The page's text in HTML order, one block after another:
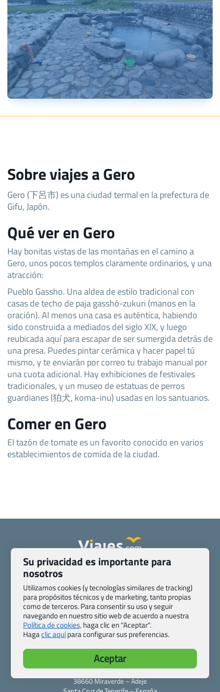
Sobre viajes a Gero
Gero (下呂市) es una ciudad termal en la prefectura de
Gifu, Japón.
Qué ver en Gero
Hay bonitas vistas de las montañas en el camino a
Gero, unos pocos templos claramente ordinarios, y una
atracción:
Pueblo Gassho. Una aldea de estilo tradicional con
casas de techo de paja gasshō-zukuri (manos en la
oración). Al menos una casa es auténtica, habiendo
sido construida a mediados del siglo XIX, y luego
reubicada aquí para escapar de ser sumergida detrás de
una presa. Puedes pintar cerámica y hacer papel tú
mismo, y te enviarán por correo tu trabajo manual por
una cuota adicional. Hay exhibiciones de festivales
tradicionales, y un museo de estatuas de perros
guardianes (狛犬, koma-inu) usadas en los santuarios.
Comer en Gero
El tazón de tomate es un favorito conocido en varios
establecimientos de comida de la ciudad.
Quienes somos
Contacto
Blog de Viajes.com
Registro de agencias
Preguntas frecuentes
Condiciones generales
Política de privacidad y cookies
Transparencia
Todas las páginas – sitemap
Viajes.com
Last Minute Express S.L.U.
c/ Drago, CC HLS, Local 13
38660 Miraverde – Adeje
Su privacidad es importante para
nosotros
Utilizamos cookies (y tecnologías similares de tracking)
para propósitos técnicos y de marketing, tanto propias
como de terceros. Para consentir su uso y seguir
navegando en nuestro sitio web de acuerdo a nuestra
Política de cookies,haga clic en "Aceptar".
Hagaclic aquípara configurar sus preferencias.
Aceptar